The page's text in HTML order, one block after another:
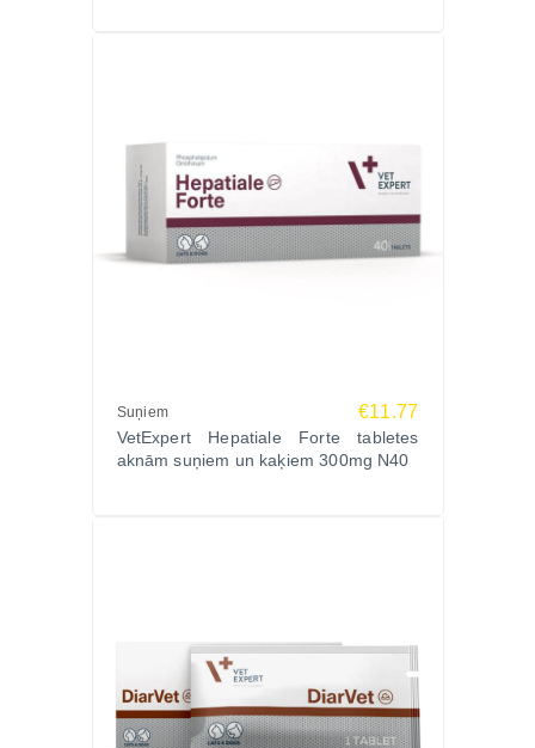
Ja rodas šaubas par lietošanu vai devu, pēc
nepieciešamības ir pieejama arī veterinārārsta
konsultācija.
Suņiem €11.77
VetExpert Hepatiale Forte tabletes
aknām suņiem un kaķiem 300mg N40